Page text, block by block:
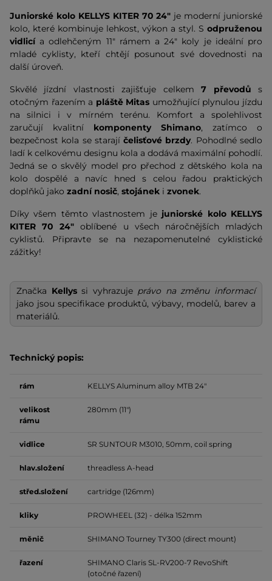
Juniorské kolo KELLYS KITER 70 24" je moderní juniorské
kolo, které kombinuje lehkost, výkon a styl. S odpruženou
vidlicía odlehčeným 11" rámem a 24" koly je ideální pro
mladé cyklisty, kteří chtějí posunout své dovednosti na
další úroveň.
Skvělé jízdní vlastnosti zajišťuje celkem7 převodů s
otočným řazením a pláště Mitas umožňující plynulou jízdu
na silnici i v mírném terénu. Komfort a spolehlivost
zaručují kvalitní komponenty Shimano, zatímco o
bezpečnost kola se starajíčelisťové brzdy. Pohodlné sedlo
ladí k celkovému designu kola a dodává maximální pohodlí.
Jedná se o skvělý model pro přechod z dětského kola na
kolo dospělé a navíc hned s celou řadou praktických
doplňků jako zadní nosič, stojánek i zvonek.
Díky všem těmto vlastnostem je juniorské kolo KELLYS
KITER 70 24" oblíbené u všech náročnějších mladých
cyklistů. Připravte se na nezapomenutelné cyklistické
zážitky!
Značka Kellyssi vyhrazuje právo na změnu informací
jako jsou specifikace produktů, výbavy, modelů, barev a
materiálů.
Technický popis:
rám KELLYS Aluminum alloy MTB 24"
velikost
rámu
280mm (11")
vidlice SR SUNTOUR M3010, 50mm, coil spring
hlav.složení threadless A-head
střed.složení cartridge (126mm)
kliky PROWHEEL (32) - délka 152mm
měnič SHIMANO Tourney TY300 (direct mount)
řazení
SHIMANO Claris SL-RV200-7 RevoShift
(otočné řazení)